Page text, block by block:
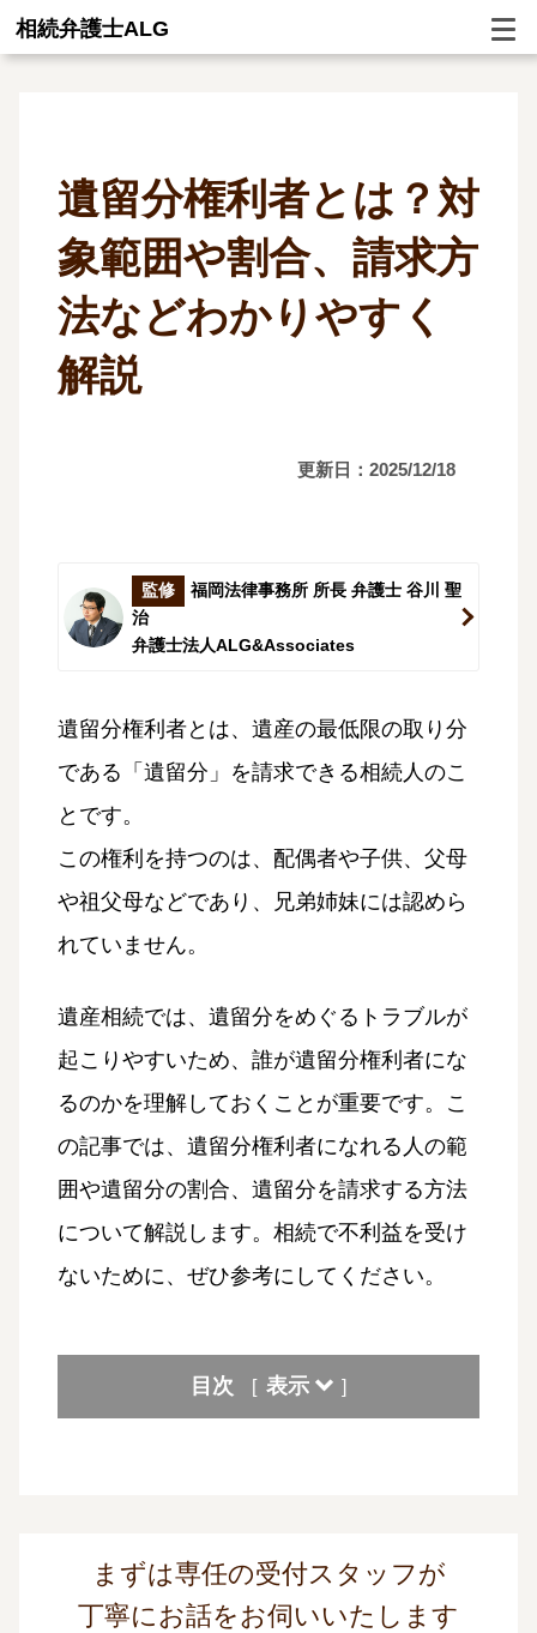
相続弁護士ALG
遺留分権利者とは？対
象範囲や割合、請求方
法などわかりやすく
解説
更新日：2025/12/18
監修
福岡法律事務所 所長 弁護士 谷川 聖
治
弁護士法人ALG&Associates
遺留分権利者とは、遺産の最低限の取り分
である「遺留分」を請求できる相続人のこ
とです。
この権利を持つのは、配偶者や子供、父母
や祖父母などであり、兄弟姉妹には認めら
れていません。
遺産相続では、遺留分をめぐるトラブルが
起こりやすいため、誰が遺留分権利者にな
るのかを理解しておくことが重要です。こ
の記事では、遺留分権利者になれる人の範
囲や遺留分の割合、遺留分を請求する方法
について解説します。相続で不利益を受け
ないために、ぜひ参考にしてください。
目次 [ 表示 ]
まずは専任の受付スタッフが
丁寧にお話をお伺いいたします